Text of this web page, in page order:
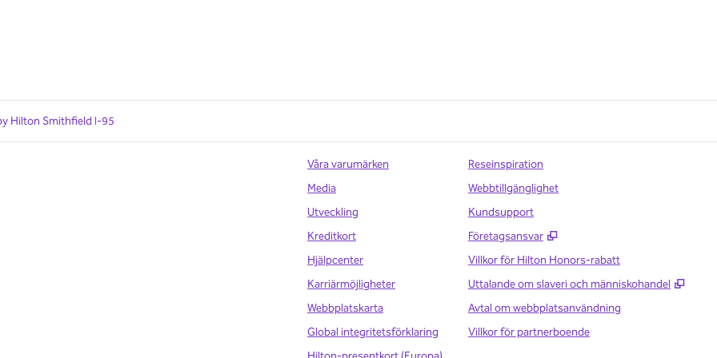
Hilton Smithfield I-95
Våra varumärken
Media
Utveckling
Kreditkort
Hjälpcenter
Karriärmöjligheter
Webbplatskarta
Global integritetsförklaring
Reseinspiration
Webbtillgänglighet
Kundsupport
Företagsansvar
,
Villkor för Hilton Honors-rabatt
Uttalande om slaveri och människohandel
,
Avtal om webbplatsanvändning
Villkor för partnerboende